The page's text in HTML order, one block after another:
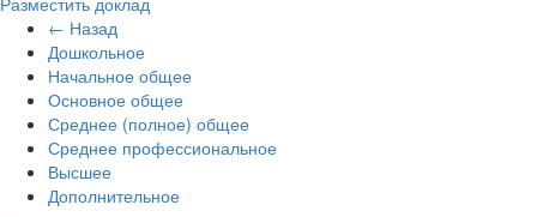
← Назад
Дошкольное
Начальное общее
Основное общее
Среднее (полное) общее
Среднее профессиональное
Высшее
Дополнительное